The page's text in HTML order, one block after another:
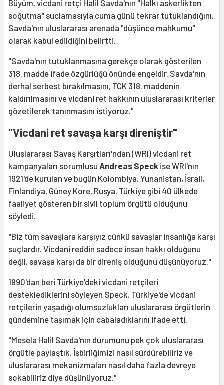
Büyüm, vicdani retçi Halil Savda'nın "Halkı askerlikten
soğutma" suçlamasıyla cuma günü tekrar tutuklandığını,
Savda'nın uluslararası arenada "düşünce mahkumu"
olarak kabul edildiğini belirtti.
"Savda'nın tutuklanmasına gerekçe olarak gösterilen
318. madde ifade özgürlüğü önünde engeldir. Savda'nın
derhal serbest bırakılmasını, TCK 318. maddenin
kaldırılmasını ve vicdani ret hakkının uluslararası kriterler
gözetilerek tanınmasını istiyoruz."
"Vicdani ret savaşa karşı direniştir"
Uluslararası Savaş Karşıtları'ndan (WRI) vicdani ret
kampanyaları sorumlusu Andreas Speck ise WRI'nın
1921'de kurulan ve bugün Kolombiya, Yunanistan, İsrail,
Finlandiya, Güney Kore, Rusya, Türkiye gibi 40 ülkede
faaliyet gösteren bir sivil toplum örgütü olduğunu
söyledi.
"Biz tüm savaşlara karşıyız çünkü savaşlar insanlığa karşı
suçlardır. Vicdani reddin sadece insan hakkı olduğunu
değil, savaşa karşı da bir direniş olduğunu düşünüyoruz."
1990'dan beri Türkiye'deki vicdani retçileri
desteklediklerini söyleyen Speck, Türkiye'de vicdani
retçilerin yaşadığı olumsuzlukları uluslararası örgütlerin
gündemine taşımak için çabaladıklarını ifade etti.
"Mesela Halil Savda'nın durumunu pek çok uluslararası
örgütle paylaştık. İşbirliğimizi nasıl sürdürebiliriz ve
uluslararası mekanizmaları nasıl daha fazla devreye
sokabiliriz diye düşünüyoruz."